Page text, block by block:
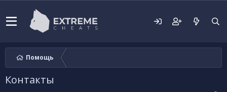
Помощь
Контакты